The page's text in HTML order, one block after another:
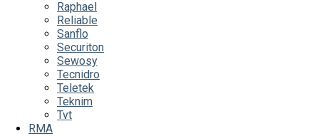
Raphael
Reliable
Sanflo
Securiton
Sewosy
Tecnidro
Teletek
Teknim
Tvt
RMA